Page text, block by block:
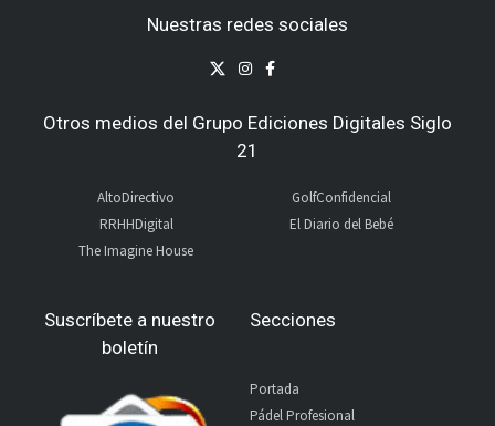
Nuestras redes sociales
Otros medios del Grupo Ediciones Digitales Siglo
21
AltoDirectivo
RRHHDigital
The Imagine House
GolfConfidencial
El Diario del Bebé
Suscríbete a nuestro
boletín
Secciones
Portada
Pádel Profesional